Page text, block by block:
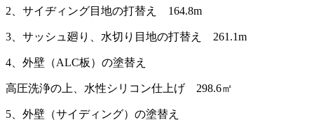
2、サイヂィング目地の打替え 164.8m
3、サッシュ廻り、水切り目地の打替え 261.1m
4、外壁（ALC板）の塗替え
高圧洗浄の上、水性シリコン仕上げ 298.6㎡
5、外壁（サイディング）の塗替え